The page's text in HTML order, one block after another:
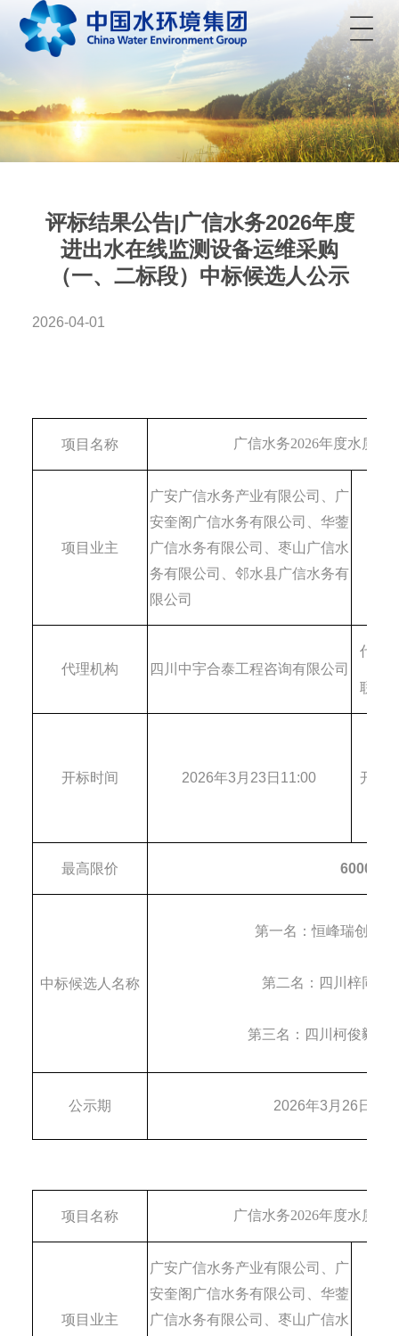
菜单
评标结果公告|广信水务2026年度
进出水在线监测设备运维采购
（一、二标段）中标候选人公示
2026-04-01
项目名称 广信水务2026年度水质委
项目业主
广安广信水务产业有限公司、广
安奎阁广信水务有限公司、华蓥
广信水务有限公司、枣山广信水
务有限公司、邻水县广信水务有
限公司
代理机构 四川中宇合泰工程咨询有限公司
代理
联系
开标时间 2026年3 月 23 日 11:00 开标
最高限价
中标候选人名称
第一名：恒峰瑞创科
第二名： 四川梓同合
第三名： 四川柯俊毅环
公示期 2026年3 月 26 日
项目名称 广信水务2026年度水质委
项目业主
广安广信水务产业有限公司、广
安奎阁广信水务有限公司、华蓥
广信水务有限公司、枣山广信水